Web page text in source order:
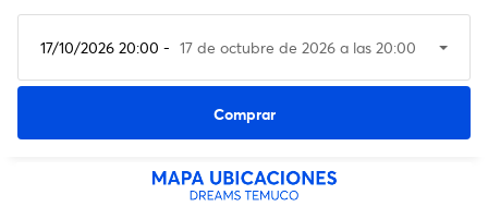
17/10/2026 20:00 - 17 de octubre de 2026 a las 20:00
Ver entradas